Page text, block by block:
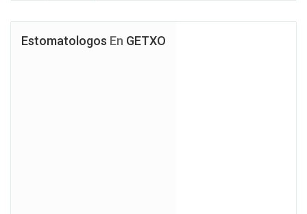
Estomatologos En GETXO